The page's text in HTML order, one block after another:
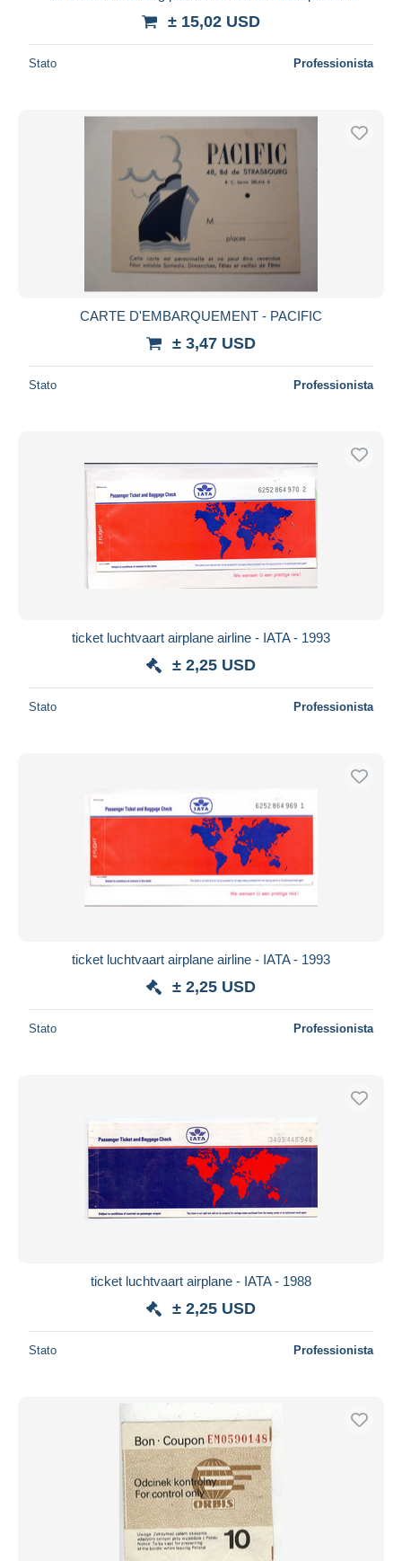
± 15,02 USD
Stato Professionista
CARTE D'EMBARQUEMENT - PACIFIC
± 3,47 USD
Stato Professionista
ticket luchtvaart airplane airline - IATA - 1993
± 2,25 USD
Stato Professionista
ticket luchtvaart airplane airline - IATA - 1993
± 2,25 USD
Stato Professionista
ticket luchtvaart airplane - IATA - 1988
± 2,25 USD
Stato Professionista